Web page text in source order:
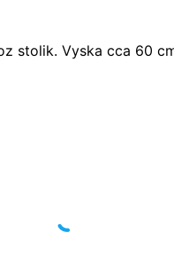
stolik. Vyska cca 60